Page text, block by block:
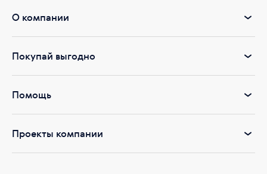
О компании
Покупай выгодно
Помощь
Проекты компании